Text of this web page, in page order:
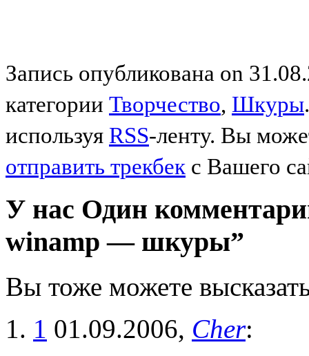
Запись опубликована on
категории Творчество, Шкуры
используя RSS-ленту. Вы
отправить трекбек с Вашего
У нас Один
winamp — шкуры”
Вы тоже можете
1 01.09.2006, Cher: